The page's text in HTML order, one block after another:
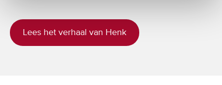
Lees het verhaal van Henk